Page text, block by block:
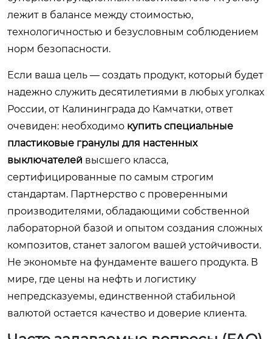
лежит в балансе между стоимостью,
технологичностью и безусловным соблюдением
норм безопасности.
Если ваша цель — создать продукт, который будет
надежно служить десятилетиями в любых уголках
России, от Калининграда до Камчатки, ответ
очевиден: необходимо купить специальные
пластиковые гранулы для настенных
выключателей высшего класса,
сертифицированные по самым строгим
стандартам. Партнерство с проверенными
производителями, обладающими собственной
лабораторной базой и опытом создания сложных
композитов, станет залогом вашей устойчивости.
Не экономьте на фундаменте вашего продукта. В
мире, где цены на нефть и логистику
непредсказуемы, единственной стабильной
валютой остается качество и доверие клиента.